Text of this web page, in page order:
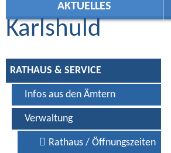
AKTUELLES
RATHAUS & SERVICE
Infos aus den Ämtern
Verwaltung
Rathaus / Öffnungszeiten